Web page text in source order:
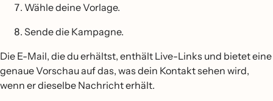
Wähle deine Vorlage.
Sende die Kampagne.
Die E-Mail, die du erhältst, enthält Live-Links und bietet eine
genaue Vorschau auf das, was dein Kontakt sehen wird,
wenn er dieselbe Nachricht erhält.